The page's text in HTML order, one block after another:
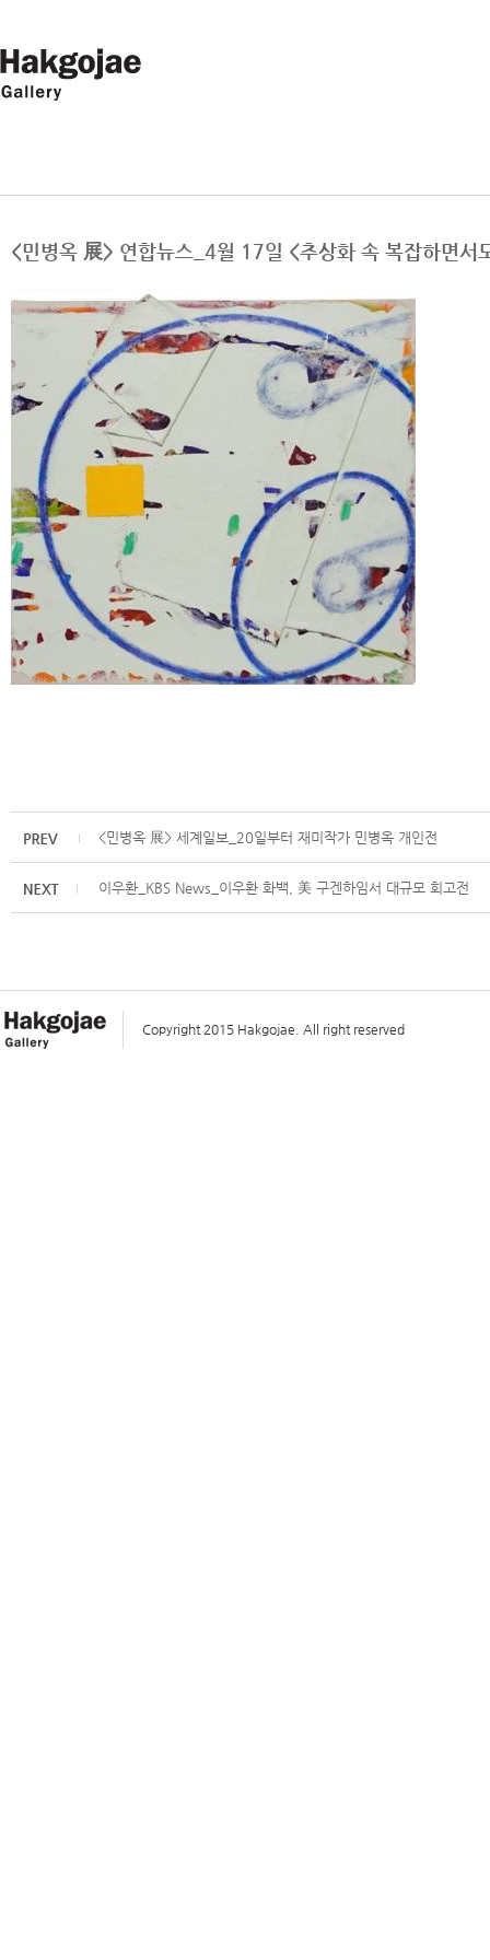
<민병옥 展> 연합뉴스_4월 17일 <추상화 속 복잡하면서
<민병옥 展> 세계일보_20일부터 재미작가 민병옥 개인전
이우환_KBS News_이우환 화백, 美 구겐하임서 대규모 회고전
Copyright 2015 Hakgojae. All right reserved